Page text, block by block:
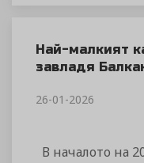
Най-малкият
завладя
26-01-2026
В началото на